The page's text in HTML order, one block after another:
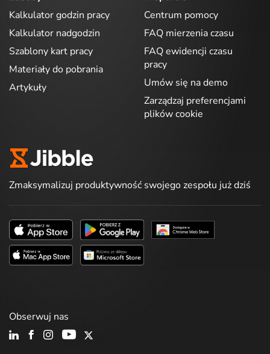
Kalkulator godzin pracy
Kalkulator nadgodzin
Szablony kart pracy
Materiały do pobrania
Artykuły
Centrum pomocy
FAQ mierzenia czasu
FAQ ewidencji czasu
pracy
Umów się na demo
Zarządzaj preferencjami
plików cookie
Zmaksymalizuj produktywność swojego zespołu już dziś
Obserwuj nas